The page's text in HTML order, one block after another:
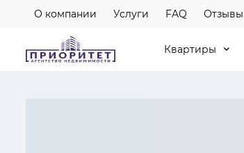
О компании Услуги FAQ Отзывы
Квартиры